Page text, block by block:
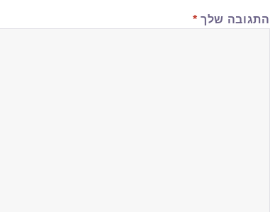
התגובה שלך *